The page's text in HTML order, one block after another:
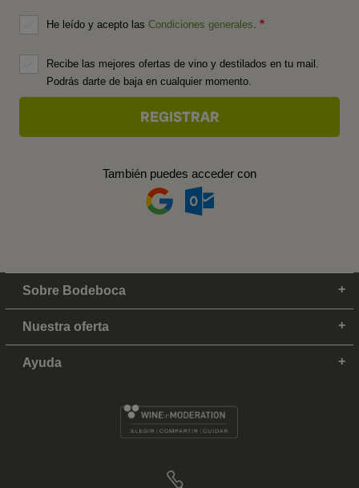
He leído y acepto las Condiciones generales
Recibe las mejores ofertas de vino y destilados en tu mail.
Podrás darte de baja en cualquier momento.
También puedes acceder con
Sobre Bodeboca
Nuestra oferta
Ayuda